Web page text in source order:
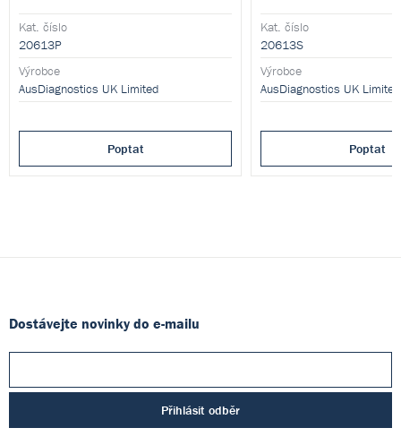
Parainfluenza 1–4
B,adenovirus
rhinovirus,enterovirus,Mycoplasma
pneumoniae
Bordetella pertussis,Legionella
Komponenta kitu 20613 – destičky pro
Kat. číslo
20613P
Výrobce
AusDiagnostics UK Limited
Poptat
Parainfluenza 1–4
B,adenovirus
rhinovirus,enterovirus,
pneumoniae
Bordetella pertussis,
Komponenta kitu 20613
Kat. číslo
20613S
Výrobce
AusDiagnostics UK Limited
Poptat
Dostávejte novinky do e-mailu
Přihlásit odběr